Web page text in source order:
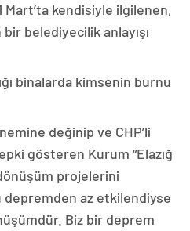
kendisiyle ilgilenen,
belediyecilik anlayışı
binalarda kimsenin burnu
değinip ve CHP’li
gösteren Kurum “Elazığ
projelerini
depremden az etkilendiyse
Biz bir deprem